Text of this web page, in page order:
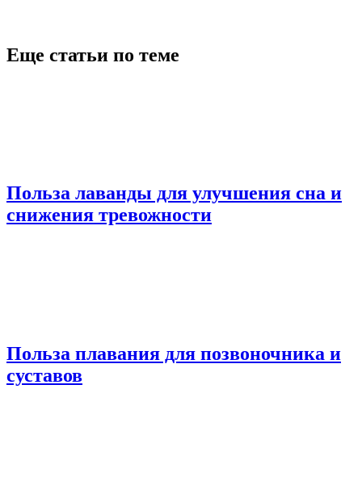
Еще статьи по теме
Польза лаванды для улучшения сна и
снижения тревожности
Польза плавания для позвоночника и
суставов